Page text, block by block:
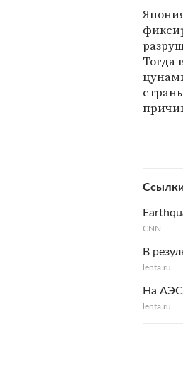
Тогда
CNN
В
lenta.ru
На АЭС
lenta.ru